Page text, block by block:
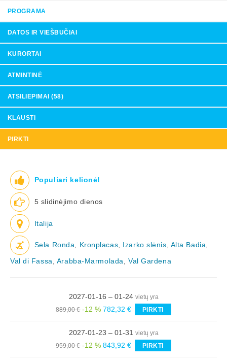
PROGRAMA
DATOS IR VIEŠBUČIAI
KURORTAI
ATMINTINĖ
ATSILIEPIMAI (58)
KLAUSTI
PIRKTI
Populiari kelionė!
5 slidinėjimo dienos
Italija
Sela Ronda Kronplacas Izarko slėnis Alta Badia
Val di Fassa Arabba-Marmolada Val Gardena
2027-01-16 – 01-24 vietų yra
889,00 € -12 % 782,32 € PIRKTI
2027-01-23 – 01-31 vietų yra
959,00 € -12 % 843,92 € PIRKTI